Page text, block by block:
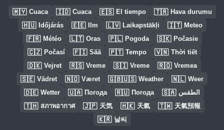
🇲🇾 Cuaca 🇮🇩 Cuaca 🇪🇸 El tiempo 🇹🇷 Hava durumu
🇭🇺 Időjárás 🇪🇪 Ilm 🇱🇻 Laikapstākļi 🇮🇹 Meteo
🇫🇷 Météo 🇱🇹 Oras 🇵🇱 Pogoda 🇸🇰 Počasie
🇨🇿 Počasí 🇫🇮 Sää 🇵🇹 Tempo 🇻🇳 Thời tiết
🇩🇰 Vejret 🇷🇸 Vreme 🇸🇮 Vreme 🇷🇴 Vremea
🇸🇪 Vädret 🇳🇴 Været 🇬🇧🇺🇸 Weather 🇳🇱 Weer
🇩🇪 Wetter 🇺🇦 Погода 🇷🇺 Погода 🇸🇦 الطقس
🇹🇭 สภาพอากาศ 🇯🇵 天気 🇭🇰 天氣 🇹🇼 天氣預報
🇰🇷 날씨